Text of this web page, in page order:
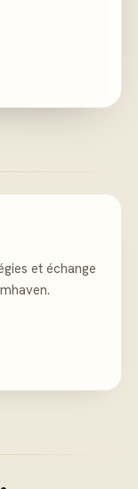
et échange